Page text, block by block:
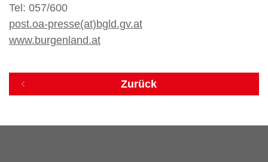
Tel: 057/600
post.oa-presse(at)bgld.gv.at
www.burgenland.at
Zurück